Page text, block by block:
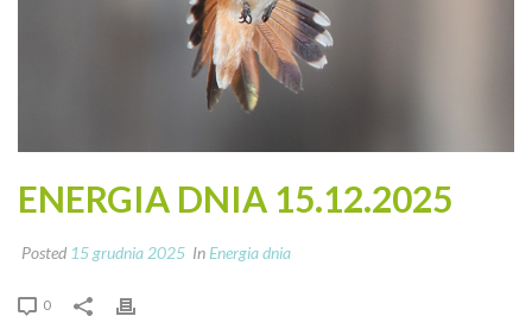
ENERGIA DNIA 15.12.2025
Posted 15 grudnia 2025 InEnergia dnia
0